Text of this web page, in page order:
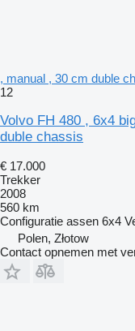
, manual , 30 cm duble
12
Volvo FH 480 , 6x4
duble chassis
€ 17.000
Trekker
2008
560 km
Configuratie assen 6x4
Polen, Złotow
Contact opnemen met